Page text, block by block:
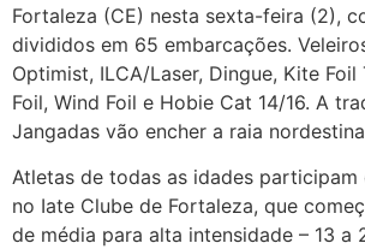
Fortaleza (CE) nesta sexta-feira (2),
divididos em 65 embarcações.
Optimist, ILCA/Laser, Dingue, Kite Foil
Foil, Wind Foil e Hobie Cat 14/16. A
Jangadas vão encher a raia
Atletas de todas as idades
no Iate Clube de Fortaleza, que
de média para alta intensidade – 13 a